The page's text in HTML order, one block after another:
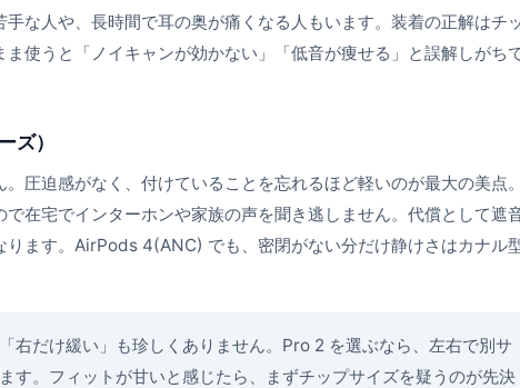
な人や、長時間で耳の奥が痛くなる人もいます。装着の正解はチ
使うと「ノイキャンが効かない」「低音が痩せる」と誤解しがち
ズ）
圧迫感がなく、付けていることを忘れるほど軽いのが最大の美点
在宅でインターホンや家族の声を聞き逃しません。代償として遮
ます。AirPods 4(ANC) でも、密閉がない分だけ静けさはカナル
右だけ緩い」も珍しくありません。Pro 2 を選ぶなら、左右で別サ
す。フィットが甘いと感じたら、まずチップサイズを疑うのが先決